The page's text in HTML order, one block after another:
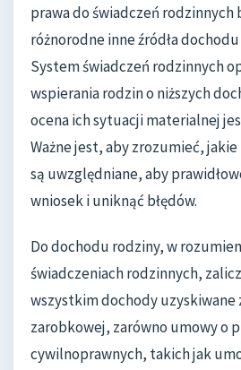
prawa do świadczeń rodzinnych
różnorodne inne źródła
System świadczeń rodzinnych
wspierania rodzin o niższych
ocena ich sytuacji materialnej
Ważne jest, aby zrozumieć,
są uwzględniane, aby
wniosek i uniknąć błędów.
Do dochodu rodziny, w
świadczeniach rodzinnych,
wszystkim dochody uzyskiwane
zarobkowej, zarówno umowy o
cywilnoprawnych, takich jak